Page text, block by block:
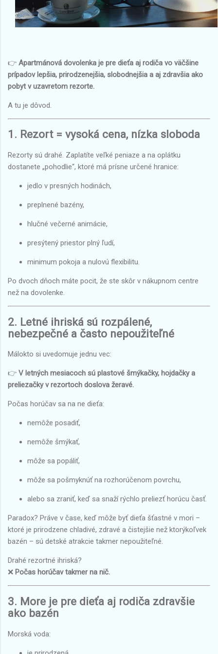
👉 Apartmánová dovolenka je pre dieťa aj rodiča vo väčšine
prípadov lepšia, prirodzenejšia, slobodnejšia a aj zdravšia ako
pobyt v uzavretom rezorte.
A tu je dôvod.
1. Rezort = vysoká cena, nízka sloboda
Rezorty sú drahé. Zaplatíte veľké peniaze a na oplátku
dostanete „pohodlie“, ktoré má prísne určené hranice:
jedlo v presných hodinách,
preplnené bazény,
hlučné večerné animácie,
presýtený priestor plný ľudí,
minimum pokoja a nulovú flexibilitu.
Po dvoch dňoch máte pocit, že ste skôr v nákupnom centre
než na dovolenke.
2. Letné ihriská sú rozpálené,
nebezpečné a často nepoužiteľné
Málokto si uvedomuje jednu vec:
👉 V letných mesiacoch sú plastové šmýkačky, hojdačky a
preliezačky v rezortoch doslova žeravé.
Počas horúčav sa na ne dieťa:
nemôže posadiť,
nemôže šmýkať,
môže sa popáliť,
môže sa pošmyknúť na rozhorúčenom povrchu,
alebo sa zraniť, keď sa snaží rýchlo preliezť horúcu časť.
Paradox? Práve v čase, keď môže byť dieťa šťastné v mori –
ktoré je prirodzene chladivé, zdravé a čistejšie než ktorýkoľvek
bazén – sú detské atrakcie takmer nepoužiteľné.
Drahé rezortné ihriská?
❌ Počas horúčav takmer na nič.
3. More je pre dieťa aj rodiča zdravšie
ako bazén
Morská voda: